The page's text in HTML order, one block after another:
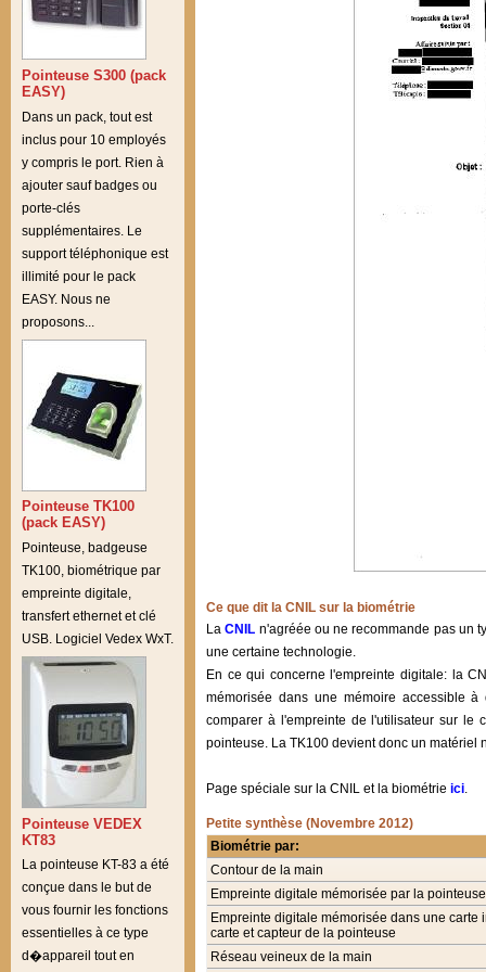
Pointeuse S300 (pack
EASY)
Dans un pack, tout est
inclus pour 10 employés
y compris le port. Rien à
ajouter sauf badges ou
porte-clés
supplémentaires. Le
support téléphonique est
illimité pour le pack
EASY. Nous ne
proposons...
Pointeuse TK100
(pack EASY)
Pointeuse, badgeuse
TK100, biométrique par
empreinte digitale,
transfert ethernet et clé
USB. Logiciel Vedex WxT.
Pointeuse VEDEX
KT83
La pointeuse KT-83 a été
conçue dans le but de
vous fournir les fonctions
essentielles à ce type
d�appareil tout en
Ce que dit la CNIL sur la biométrie
LaCNIL n'agréée ou ne recommande pas un
une certaine technologie.
En ce qui concerne l'empreinte digitale: la
mémorisée dans une mémoire accessible
comparer à l'empreinte de l'utilisateur sur le
pointeuse. La TK100 devient donc un matériel
Page spéciale sur la CNIL et la biométrie ici.
Petite synthèse (Novembre 2012)
Biométrie par:
Contour de la main
Empreinte digitale mémorisée par la pointeuse
Empreinte digitale mémorisée dans une
carte et capteur de la pointeuse
Réseau veineux de la main